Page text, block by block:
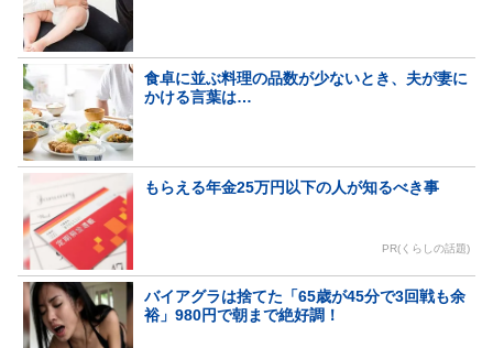
食卓に並ぶ料理の品数が少ないとき、夫が妻に
かける言葉は…
もらえる年金25万円以下の人が知るべき事
PR(くらしの話題)
バイアグラは捨てた「65歳が45分で3回戦も余
裕」980円で朝まで絶好調！